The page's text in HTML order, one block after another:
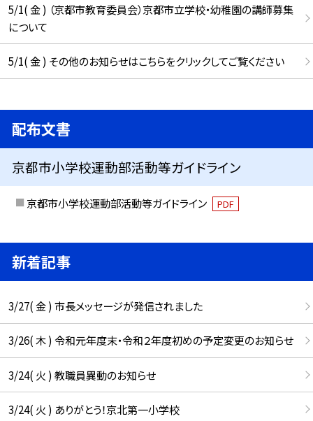
5/1( 金 ) （京都市教育委員会）京都市立学校・幼稚園の講師募集
について
5/1( 金 ) その他のお知らせはこちらをクリックしてご覧ください
配布文書
京都市小学校運動部活動等ガイドライン
京都市小学校運動部活動等ガイドライン PDF
新着記事
3/27( 金 ) 市長メッセージが発信されました
3/26( 木 ) 令和元年度末・令和２年度初めの予定変更のお知らせ
3/24( 火 ) 教職員異動のお知らせ
3/24( 火 ) ありがとう！京北第一小学校